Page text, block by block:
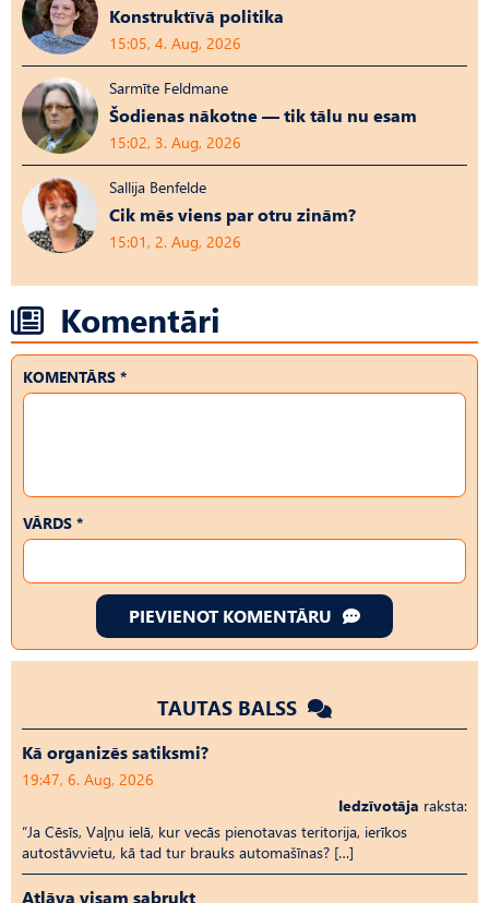
Konstruktīvā politika
15:05, 4. Aug, 2026
Sarmīte Feldmane
Šodienas nākotne — tik tālu nu esam
15:02, 3. Aug, 2026
Sallija Benfelde
Cik mēs viens par otru zinām?
15:01, 2. Aug, 2026
Komentāri
KOMENTĀRS *
VĀRDS *
PIEVIENOT KOMENTĀRU
TAUTAS BALSS
Kā organizēs satiksmi?
19:47, 6. Aug, 2026
Iedzīvotāja raksta:
“Ja Cēsīs, Vaļņu ielā, kur vecās pienotavas teritorija, ierīkos
autostāvvietu, kā tad tur brauks automašīnas? […]
Atļāva visam sabrukt